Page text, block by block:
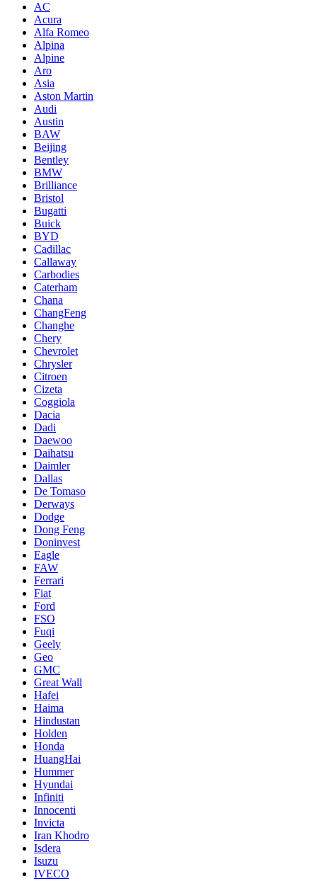
AC
Acura
Alfa Romeo
Alpina
Alpine
Aro
Asia
Aston Martin
Audi
Austin
BAW
Beijing
Bentley
BMW
Brilliance
Bristol
Bugatti
Buick
BYD
Cadillac
Callaway
Carbodies
Caterham
Chana
ChangFeng
Changhe
Chery
Chevrolet
Chrysler
Citroen
Cizeta
Coggiola
Dacia
Dadi
Daewoo
Daihatsu
Daimler
Dallas
De Tomaso
Derways
Dodge
Dong Feng
Doninvest
Eagle
FAW
Ferrari
Fiat
Ford
FSO
Fuqi
Geely
Geo
GMC
Great Wall
Hafei
Haima
Hindustan
Holden
Honda
HuangHai
Hummer
Hyundai
Infiniti
Innocenti
Invicta
Iran Khodro
Isdera
Isuzu
IVECO